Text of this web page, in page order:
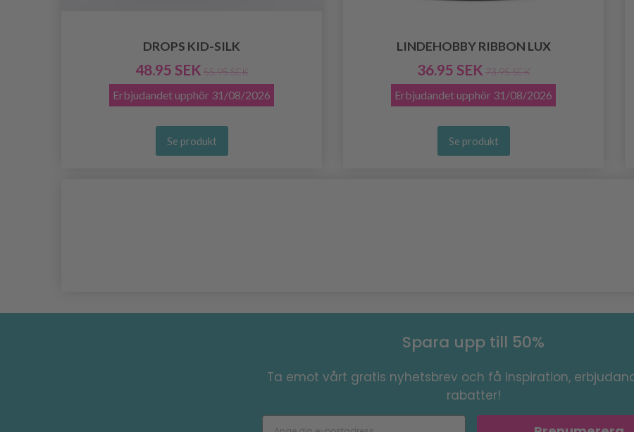
DROPS KID-SILK
48.95 SEK 55.95 SEK
Erbjudandet upphör 31/08/2026
Se produkt
LINDEHOBBY RIBBON LUX
36.95 SEK 73.95 SEK
Erbjudandet upphör 31/08/2026
Se produkt
Spara upp till 50%
Ta emot vårt gratis nyhetsbrev och få inspiration,
rabatter!